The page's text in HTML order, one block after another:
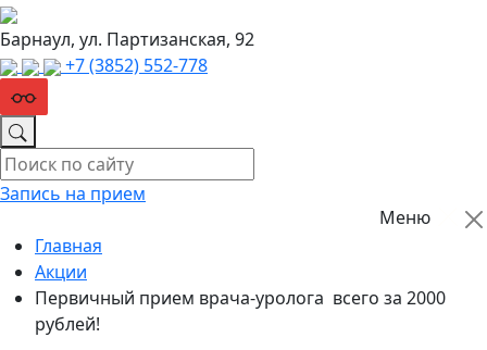
Барнаул, ул. Партизанская, 92
+7 (3852) 552‑778
Запись на прием
Меню
Главная
Акции
Первичный прием врача-уролога всего за 2000
рублей!